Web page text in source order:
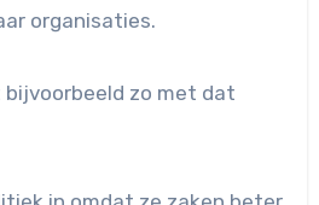
organisaties.
bijvoorbeeld zo met dat